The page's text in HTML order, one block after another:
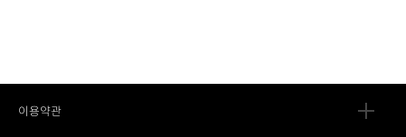
이용약관